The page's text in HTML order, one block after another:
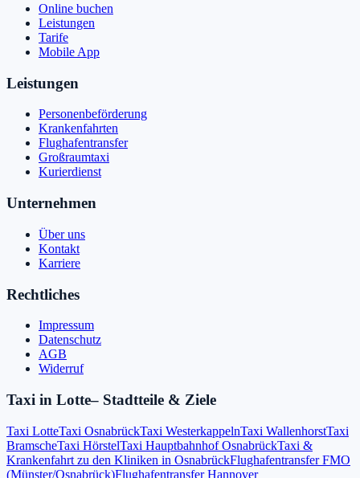
Online buchen
Leistungen
Tarife
Mobile App
Leistungen
Personenbeförderung
Krankenfahrten
Flughafentransfer
Großraumtaxi
Kurierdienst
Unternehmen
Über uns
Kontakt
Karriere
Rechtliches
Impressum
Datenschutz
AGB
Widerruf
Taxi in Lotte– Stadtteile & Ziele
Taxi LotteTaxi OsnabrückTaxi WesterkappelnTaxi WallenhorstTaxi
BramscheTaxi HörstelTaxi Hauptbahnhof OsnabrückTaxi &
Krankenfahrt zu den Kliniken in OsnabrückFlughafentransfer FMO
(Münster/Osnabrück)Flughafentransfer Hannover